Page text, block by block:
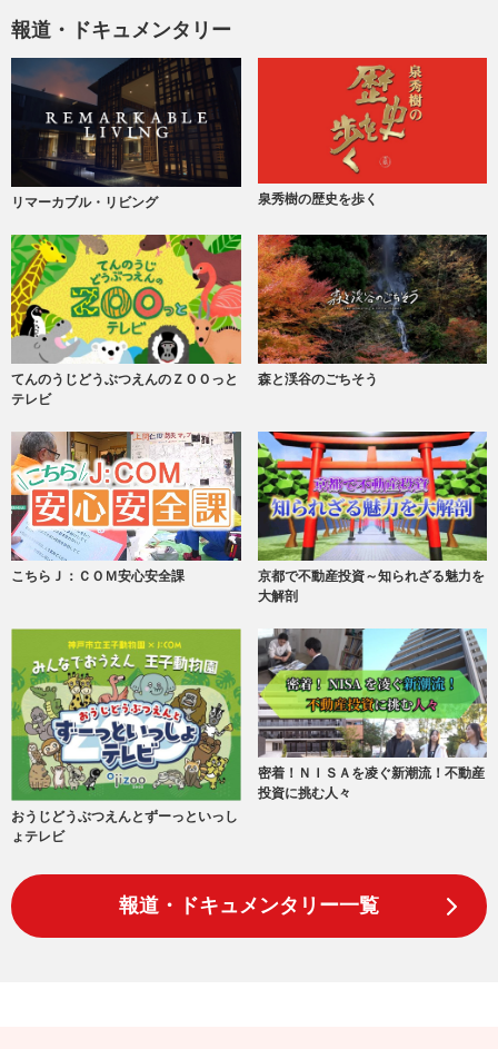
報道・ドキュメンタリー
リマーカブル・リビング 泉秀樹の歴史を歩く
てんのうじどうぶつえんのＺＯＯっと
テレビ
森と渓谷のごちそう
こちらＪ：ＣＯＭ安心安全課
京都で不動産投資～知られざる魅力を
大解剖
おうじどうぶつえんとずーっといっし
ょテレビ
密着！ＮＩＳＡを凌ぐ新潮流！不動産
投資に挑む人々
報道・ドキュメンタリー一覧